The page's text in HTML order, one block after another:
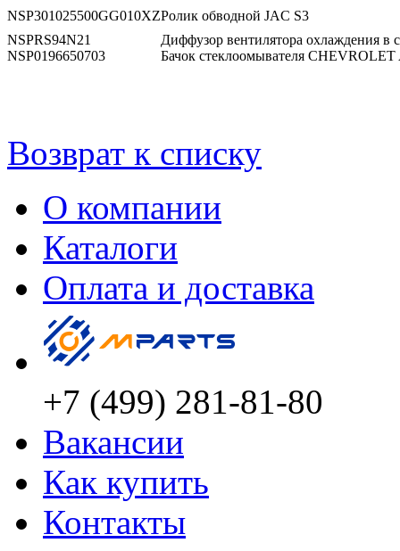
NSP301025500GG010XZРолик обводной JAC S3
NSPRS94N21
Диффузор вентилятора охлаждения в
NSP0196650703
Бачок стеклоомывателя
Возврат к списку
О компании
Каталоги
Оплата и доставка
+7 (499) 281-81-80
Вакансии
Как купить
Контакты